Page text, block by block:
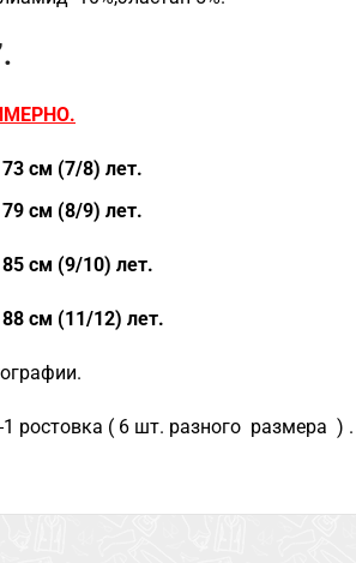
см (7/8) лет.
см (8/9) лет.
см (9/10) лет.
см (11/12) лет.
ростовка ( 6 шт. разного размера ) .